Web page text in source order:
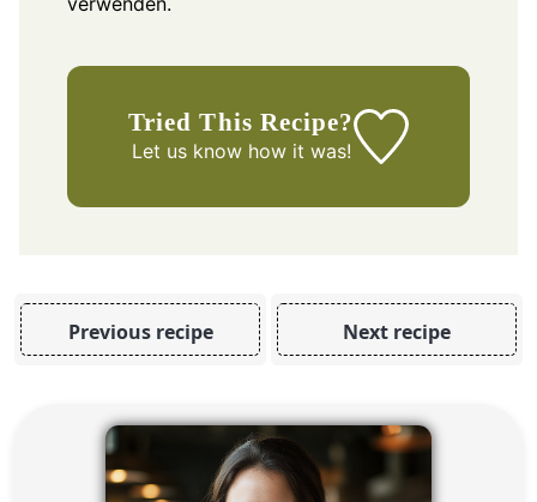
Tried This Recipe?
Let us knowhow it was!
Previous recipe Next recipe